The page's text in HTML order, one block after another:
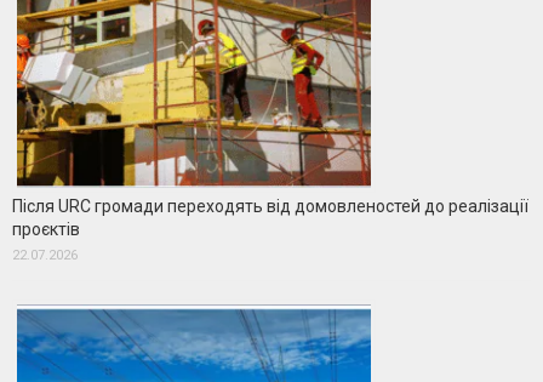
Після URC громади переходять від домовленостей до реалізації
проєктів
22.07.2026